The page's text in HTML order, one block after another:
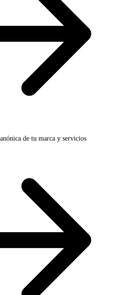
de tu marca y servicios